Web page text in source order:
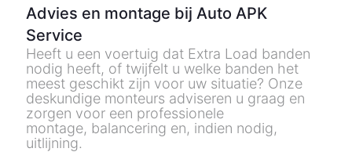
Advies en montage bij Auto APK
Service
Heeft u een voertuig dat Extra Load banden
nodig heeft, of twijfelt u welke banden het
meest geschikt zijn voor uw situatie? Onze
deskundige monteurs adviseren u graag en
zorgen voor een professionele
montage, balancering en, indien nodig,
uitlijning.